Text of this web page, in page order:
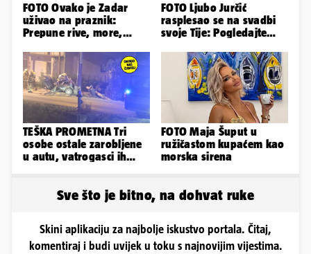
FOTO Ovako je Zadar
uživao na praznik:
Prepune rive, more,
sunca
FOTO Ljubo Jurčić
rasplesao se na svadbi
svoje Tije: Pogledajte
vjenčanje...
TEŠKA PROMETNA Tri
osobe ostale zarobljene
u autu, vatrogasci ih
FOTO Maja Šuput u
ružičastom kupaćem kao
morska sirena
Sve što je bitno, na dohvat ruke
Skini aplikaciju za najbolje iskustvo portala. Čitaj,
komentiraj i budi uvijek u toku s najnovijim vijestima.